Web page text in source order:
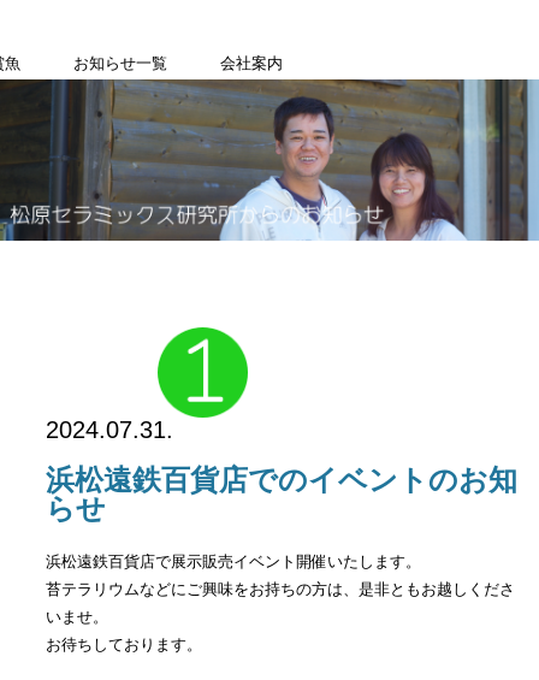
魚 お知らせ一覧 会社案内
article_1
2024.07.31.
浜松遠鉄百貨店でのイベントのお知
らせ
浜松遠鉄百貨店で展示販売イベント開催いたします。
苔テラリウムなどにご興味をお持ちの方は、是非ともお越しくださ
いませ。
お待ちしております。